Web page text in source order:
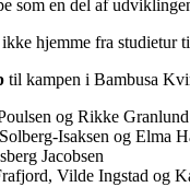
som en del af
hjemme fra studietur
til kampen i Bambusa
og Rikke Granlund
Isaksen og Elma
Jacobsen
Vilde Ingstad og